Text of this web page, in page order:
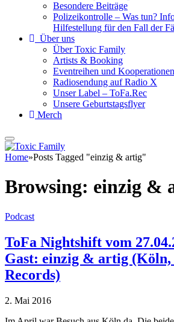
Besondere Beiträge
Polizeikontrolle – Was tun?
Hilfestellung für den Fall der
Über uns
Über Toxic Family
Artists & Booking
Eventreihen und Kooperationen
Radiosendung auf Radio X
Unser Label – ToFa.Rec
Unsere Geburtstagsflyer
Merch
Home»Posts Tagged "einzig & artig"
Browsing: einzig &
Podcast
ToFa Nightshift vom
Gast: einzig & artig (Köln,
Records)
2. Mai 2016